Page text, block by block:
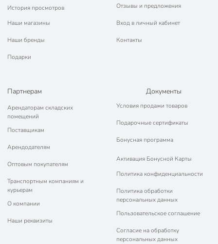
История просмотров
Наши магазины
Наши бренды
Подарки
Отзывы и предложения
Вход в личный кабинет
Контакты
Партнерам
Арендаторам складских
помещений
Поставщикам
Арендодателям
Оптовым покупателям
Транспортным компаниям и
курьерам
О компании
Наши реквизиты
Документы
Условия продажи товаров
Подарочные сертификаты
Бонусная программа
Активация Бонусной Карты
Политика конфиденциальности
Политика обработки
персональных данных
Пользовательское соглашение
Согласие на обработку
персональных данных